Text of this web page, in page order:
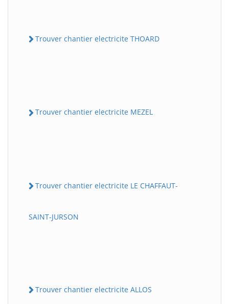
Trouver chantier electricite THOARD
Trouver chantier electricite MEZEL
Trouver chantier electricite LE CHAFFAUT-
SAINT-JURSON
Trouver chantier electricite ALLOS